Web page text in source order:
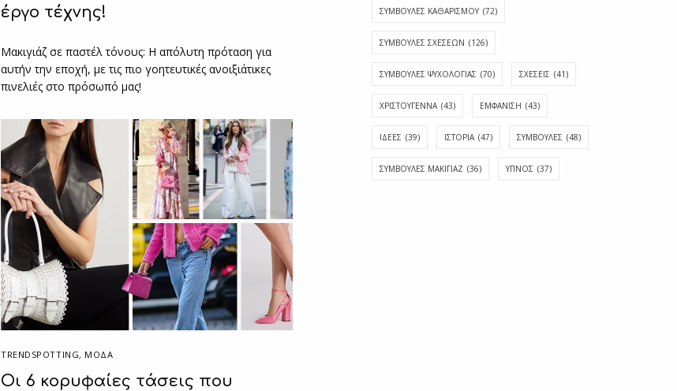
έργο τέχνης!
Μακιγιάζ σε παστέλ τόνους: Η απόλυτη πρόταση για
αυτήν την εποχή, με τις πιο γοητευτικές ανοιξιάτικες
πινελιές στο πρόσωπό μας!
TRENDSPOTTING, ΜΟΔΑ
Οι 6 κορυφαίες τάσεις που
ΣΥΜΒΟΥΛΕΣ ΚΑΘΑΡΙΣΜΟΥ (72)
ΣΥΜΒΟΥΛΕΣ ΣΧΕΣΕΩΝ (126)
ΣΥΜΒΟΥΛΕΣ ΨΥΧΟΛΟΓΙΑΣ (70) ΣΧΕΣΕΙΣ (41)
ΧΡΙΣΤΟΥΓΕΝΝΑ (43) ΕΜΦΆΝΙΣΗ (43)
ΙΔΈΕΣ (39) ΙΣΤΟΡΊΑ (47) ΣΥΜΒΟΥΛΈΣ (48)
ΣΥΜΒΟΥΛΈΣ ΜΑΚΙΓΙΆΖ (36) ΎΠΝΟΣ (37)